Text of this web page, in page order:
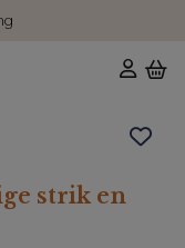
strik en